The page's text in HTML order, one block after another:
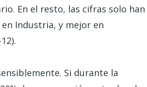
En el resto, las cifras solo han
Industria, y mejor en
Si durante la